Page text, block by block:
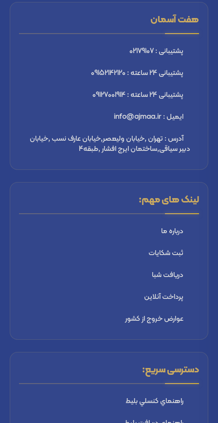
هفت آسمان
پشتیبانی : 02179107
پشتیبانی 24 ساعته : 09152142120
پشتیبانی 24 ساعته : 09127001914
ایمیل : info@ajmaa.ir
آدرس : تهران ,خیابان ولیعصر,خیابان عارف نسب ,خیابان
دبیر سیاقی,ساختمان ایرج افشار ,طبقه4
لینک های مهم:
درباره ما
ثبت شكايات
دریافت شبا
پرداخت آنلاین
عوارض خروج از کشور
دسترسی سریع:
راهنماي كنسلي بليط